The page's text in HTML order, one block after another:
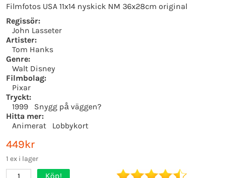
Filmfotos USA 11x14 nyskick NM 36x28cm original
Regissör:
John Lasseter
Artister:
Tom Hanks
Genre:
Walt Disney
Filmbolag:
Pixar
Tryckt:
1999
Snygg på väggen?
Hitta mer:
Animerat
Lobbykort
449kr
1 ex i lager
Köp!